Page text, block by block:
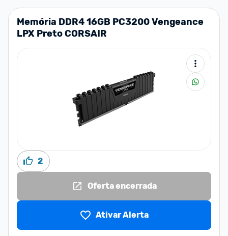
Memória DDR4 16GB PC3200 Vengeance
LPX Preto CORSAIR
2
Oferta encerrada
Ativar Alerta